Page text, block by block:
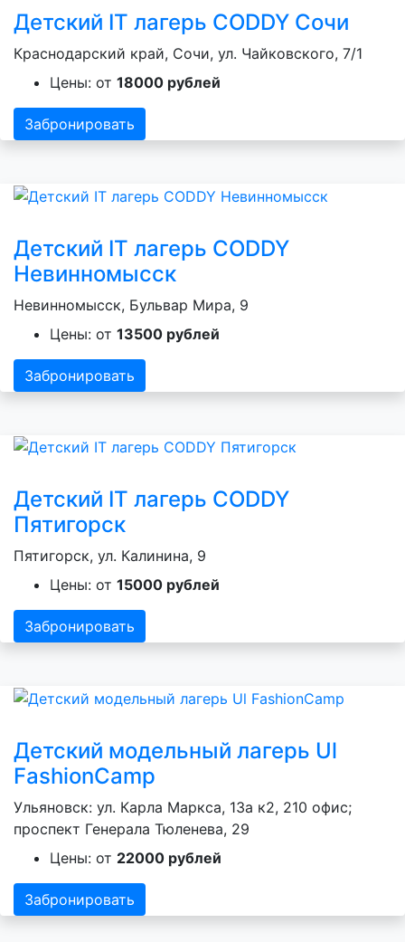
Детский IT лагерь CODDY Сочи
Краснодарский край, Сочи, ул. Чайковского, 7/1
Цены: от 18000 рублей
Забронировать
Детский IT лагерь CODDY
Невинномысск
Невинномысск, Бульвар Мира, 9
Цены: от 13500 рублей
Забронировать
Детский IT лагерь CODDY
Пятигорск
Пятигорск, ул. Калинина, 9
Цены: от 15000 рублей
Забронировать
Детский модельный лагерь Ul
FashionCamp
Ульяновск: ул. Карла Маркса, 13а к2, 210 офис;
проспект Генерала Тюленева, 29
Цены: от 22000 рублей
Забронировать